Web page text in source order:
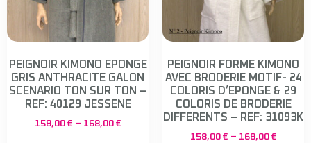
PEIGNOIR KIMONO EPONGE
GRIS ANTHRACITE GALON
SCENARIO TON SUR TON –
REF: 40129 JESSENE
158,00 € – 168,00 €
PEIGNOIR FORME KIMONO
AVEC BRODERIE MOTIF- 24
COLORIS D’EPONGE & 29
COLORIS DE BRODERIE
DIFFERENTS – REF: 31093K
158,00 € – 168,00 €